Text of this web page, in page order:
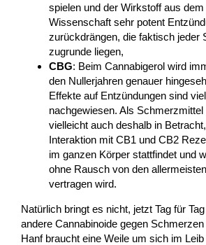
spielen und der Wirkstoff aus
Wissenschaft sehr potent
zurückdrängen, die faktisch jeder
zugrunde liegen,
CBG: Beim Cannabigerol wird
den Nullerjahren genauer
Effekte auf Entzündungen sind
nachgewiesen. Als
vielleicht auch deshalb in
Interaktion mit CB1 und CB2
im ganzen Körper stattfindet und
ohne Rausch von den
vertragen wird.
Natürlich bringt es nicht, jetzt Tag für
andere Cannabinoide gegen
Hanf braucht eine Weile um sich im